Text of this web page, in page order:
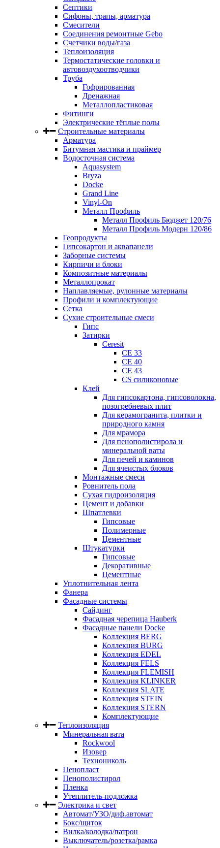
Септики
Сифоны, трапы, арматура
Смесители
Соединения ремонтные Gebo
Счетчики воды/газа
Теплоизоляция
Термостатические головки и
автовоздухоотводчики
Труба
Гофрированная
Дренажная
Металлопластиковая
Фитинги
Электрические тёплые полы
Строительные материалы
Арматура
Битумная мастика и праймер
Водосточная система
Aquasystem
Bryza
Docke
Grand Line
Vinyl-On
Металл Профиль
Металл Профиль Бюджет 120/76
Металл Профиль Модерн 120/86
Геопродукты
Гипсокартон и аквапанели
Заборные системы
Кирпичи и блоки
Композитные материалы
Металлопрокат
Наплавляемые, рулонные материалы
Профили и комплектующие
Сетка
Сухие строительные смеси
Гипс
Затирки
Ceresit
CE 33
CE 40
CE 43
CS силиконовые
Клей
Для гипсокартона, гипсоволокна,
позогребневых плит
Для керамогранита, плитки и
природного камня
Для мрамора
Для пенополистирола и
минеральной ваты
Для печей и каминов
Для ячеистых блоков
Монтажные смеси
Ровнитель пола
Сухая гидроизоляция
Цемент и добавки
Шпатлевки
Гипсовые
Полимерные
Цементные
Штукатурки
Гипсовые
Декоративные
Цементные
Уплотнительная лента
Фанера
Фасадные системы
Сайдинг
Фасадная черепица Hauberk
Фасадные панели Docke
Коллекция BERG
Коллекция BURG
Коллекция EDEL
Коллекция FELS
Коллекция FLEMISH
Коллекция KLINKER
Коллекция SLATE
Коллекция STEIN
Коллекция STERN
Комплектующие
Теплоизоляция
Минеральная вата
Rockwool
Изовер
Технониколь
Пенопласт
Пенополистирол
Пленка
Утеплитель-подложка
Электрика и свет
Автомат/УЗО/диф.автомат
Бокс/щиток
Вилка/колодка/патрон
Выключатель/розетка/рамка